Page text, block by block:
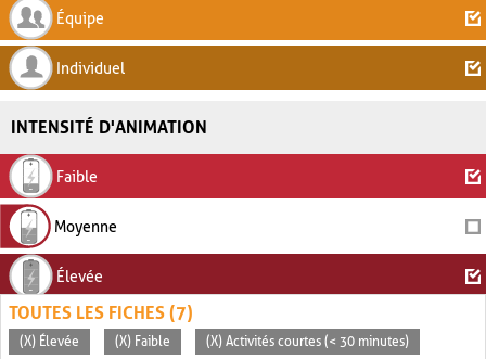
Équipe
Individuel
INTENSITÉ D'ANIMATION
Faible
Moyenne
Élevée
TOUTES LES FICHES (7)
(X) Élevée (X) Faible (X) Activités courtes (< 30 minutes)